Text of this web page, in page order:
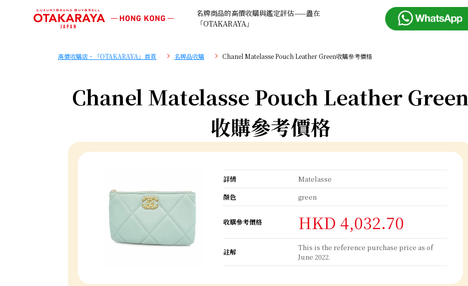
名牌商品的高價收購與鑑定評估——盡在
「OTAKARAYA」
高價收購店・「OTAKARAYA」首頁 名牌品收購 Chanel Matelasse Pouch Leather Green收購參考價格
Chanel Matelasse Pouch Leather Green
收購參考價格
詳情
Matelasse
顏色
green
收購參考價格 HKD 4,032.70
註解
This is the reference purchase price as of
June 2022.